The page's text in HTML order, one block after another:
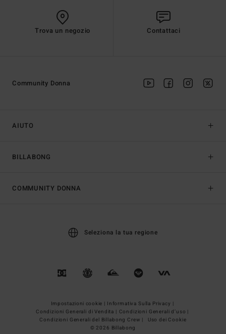
Trova un negozio Contattaci
AIUTO
BILLABONG
Community Donna
COMMUNITY DONNA
Seleziona la tua regione
Impostazioni cookie | Informativa Sulla Privacy |
Condizioni Generali di Vendita | Condizioni Generali d’uso |
Condizioni Generali del Billabong Crew |
Uso dei Cookie
© 2026 Billabong